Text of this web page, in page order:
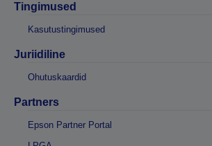
Tingimused
Kasutustingimused
Juriidiline
Ohutuskaardid
Partners
Epson Partner Portal